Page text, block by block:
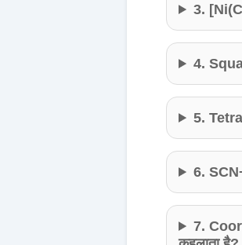
3.
4.
5.
6.
7.